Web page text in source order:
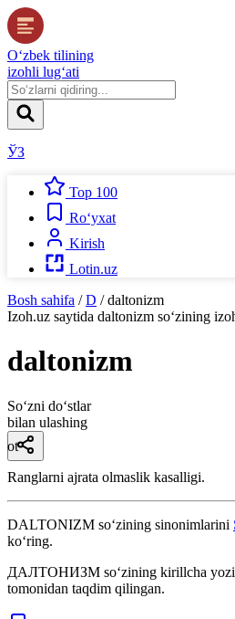
O‘zbek tilining
izohli lug‘ati
ЎЗ
Top 100
Ro‘yxat
Kirish
Lotin.uz
Bosh sahifa / D / daltonizm
Izoh.uz saytida daltonizm so‘zining
daltonizm
So‘zni do‘stlar
bilan ulashing
ot
Ranglarni ajrata olmaslik kasalligi.
DALTONIZM so‘zining sinonimlarini
ko‘ring.
ДАЛТОНИЗМ so‘zining kirillcha
tomonidan taqdim qilingan.